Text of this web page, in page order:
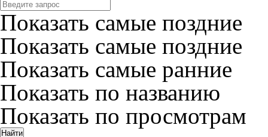
Показать самые поздние
Показать самые поздние
Показать самые ранние
Показать по названию
Показать по просмотрам